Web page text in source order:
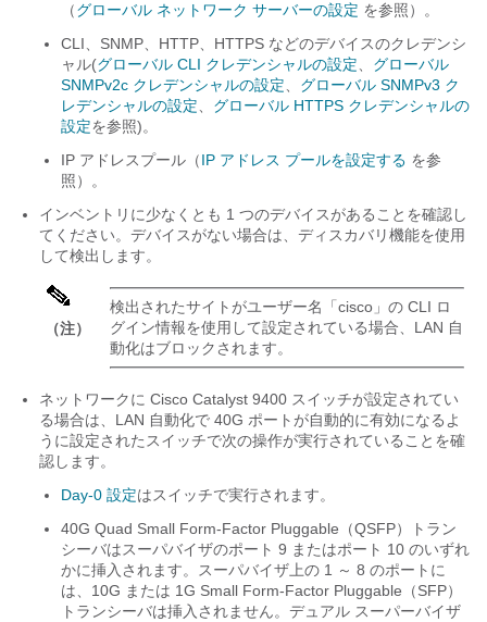
（グローバル ネットワーク サーバーの設定 を参照）。
CLI、SNMP、HTTP、HTTPS などのデバイスのクレデンシ
ャル(グローバル CLI クレデンシャルの設定
グローバル
SNMPv2c クレデンシャルの設定
グローバル SNMPv3 ク
レデンシャルの設定
グローバル HTTPS クレデンシャルの
設定を参照)。
IP アドレスプール（IP アドレス プールを設定する を参
照）。
インベントリに少なくとも 1 つのデバイスがあることを確認し
てください。デバイスがない場合は、ディスカバリ機能を使用
して検出します。
（注）
検出されたサイトがユーザー名「cisco」の CLI ロ
グイン情報を使用して設定されている場合、LAN 自
動化はブロックされます。
ネットワークに Cisco Catalyst 9400 スイッチが設定されてい
る場合は、LAN 自動化で 40G ポートが自動的に有効になるよ
うに設定されたスイッチで次の操作が実行されていることを確
認します。
Day-0 設定はスイッチで実行されます。
40G Quad Small Form-Factor Pluggable（QSFP）トラン
シーバはスーパバイザのポート 9 またはポート 10 のいずれ
かに挿入されます。スーパバイザ上の 1 ～ 8 のポートに
は、10G または 1G Small Form-Factor Pluggable（SFP）
トランシーバは挿入されません。デュアル スーパーバイザ